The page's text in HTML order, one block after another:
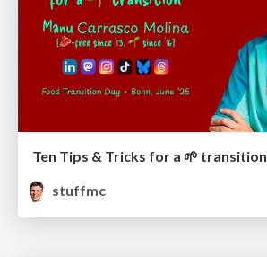
Ten Tips & Tricks for a 🌱 transition
stuffmc